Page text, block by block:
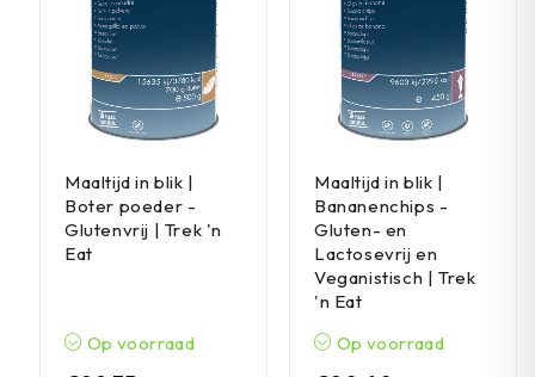
Maaltijd in blik |
Boter poeder -
Glutenvrij | Trek 'n
Eat
Op voorraad
Maaltijd in blik |
Bananenchips -
Gluten- en
Lactosevrij en
Veganistisch | Trek
'n Eat
Op voorraad